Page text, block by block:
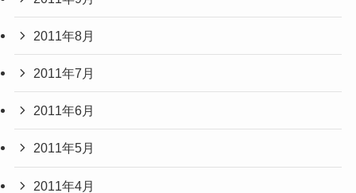
2011年8月
2011年7月
2011年6月
2011年5月
2011年4月